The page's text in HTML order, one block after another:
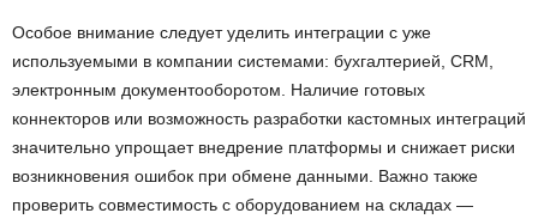
Особое внимание следует уделить интеграции с уже
используемыми в компании системами: бухгалтерией, CRM,
электронным документооборотом. Наличие готовых
коннекторов или возможность разработки кастомных интеграций
значительно упрощает внедрение платформы и снижает риски
возникновения ошибок при обмене данными. Важно также
проверить совместимость с оборудованием на складах —